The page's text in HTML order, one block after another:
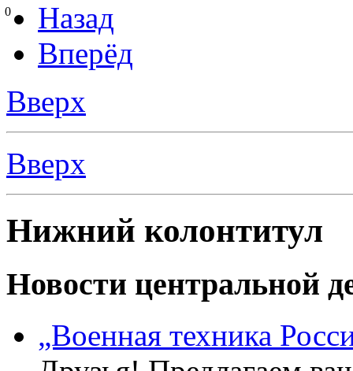
0
Назад
Вперёд
Вверх
Вверх
Нижний колонтитул
Новости центральной
„Военная техника